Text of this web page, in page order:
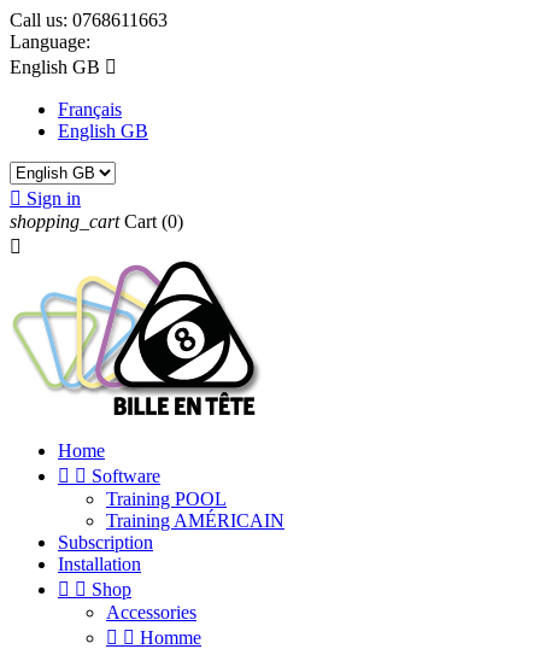
Call us: 0768611663
Language:
English GB 
Français
English GB
 Sign in
shopping_cart Cart (0)

Home
  Software
Training POOL
Training AMÉRICAIN
Subscription
Installation
  Shop
Accessories
  Homme